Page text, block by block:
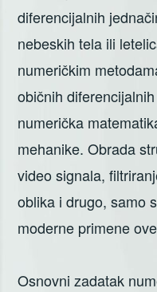
diferencijalnih
nebeskih tela ili
numeričkim
običnih
numerička
mehanike. Obrada
video signala,
oblika i drugo, samo
moderne primene
Osnovni zadatak